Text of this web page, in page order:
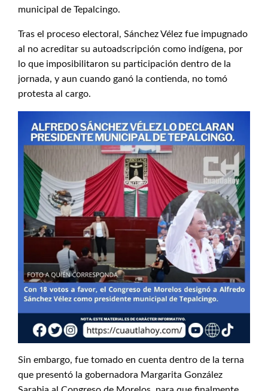
municipal de Tepalcingo.
Tras el proceso electoral, Sánchez Vélez fue impugnado
al no acreditar su autoadscripción como indígena, por
lo que imposibilitaron su participación dentro de la
jornada, y aun cuando ganó la contienda, no tomó
protesta al cargo.
Sin embargo, fue tomado en cuenta dentro de la terna
que presentó la gobernadora Margarita González